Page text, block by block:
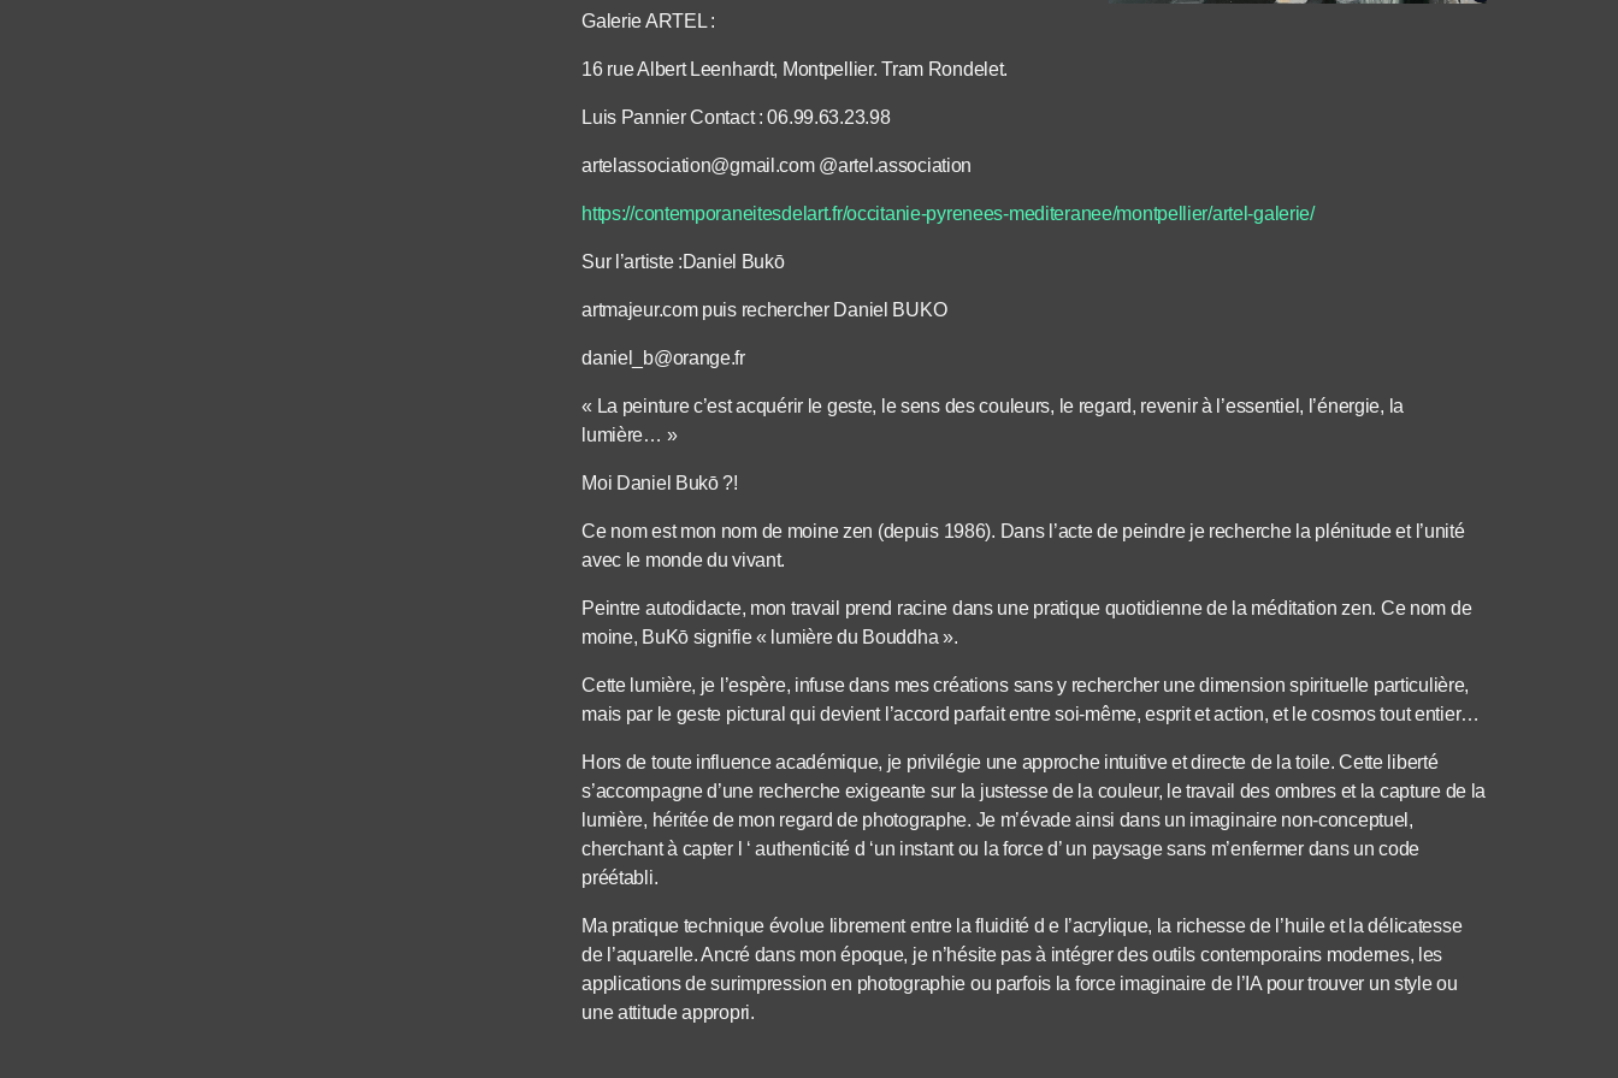
Galerie ARTEL :
16 rue Albert Leenhardt, Montpellier. Tram Rondelet.
Luis Pannier Contact : 06.99.63.23.98
artelassociation@gmail.com @artel.association
https://contemporaneitesdelart.fr/occitanie-pyrenees-mediteranee/montpellier/artel-galerie/
Sur l’artiste :Daniel Bukō
artmajeur.com puis rechercher Daniel BUKO
daniel_b@orange.fr
« La peinture c’est acquérir le geste, le sens des couleurs, le regard, revenir à l’essentiel, l’énergie, la
lumière… »
Moi Daniel Bukō ?!
Ce nom est mon nom de moine zen (depuis 1986). Dans l’acte de peindre je recherche la plénitude et l’unité
avec le monde du vivant.
Peintre autodidacte, mon travail prend racine dans une pratique quotidienne de la méditation zen. Ce nom de
moine, BuKō signifie « lumière du Bouddha ».
Cette lumière, je l’espère, infuse dans mes créations sans y rechercher une dimension spirituelle particulière,
mais par le geste pictural qui devient l’accord parfait entre soi-même, esprit et action, et le cosmos tout entier…
Hors de toute influence académique, je privilégie une approche intuitive et directe de la toile. Cette liberté
s’accompagne d’une recherche exigeante sur la justesse de la couleur, le travail des ombres et la capture de la
lumière, héritée de mon regard de photographe. Je m’évade ainsi dans un imaginaire non-conceptuel,
cherchant à capter l ‘ authenticité d ‘un instant ou la force d’ un paysage sans m’enfermer dans un code
préétabli.
Ma pratique technique évolue librement entre la fluidité d e l’acrylique, la richesse de l’huile et la délicatesse
de l’aquarelle. Ancré dans mon époque, je n’hésite pas à intégrer des outils contemporains modernes, les
applications de surimpression en photographie ou parfois la force imaginaire de l’IA pour trouver un style ou
une attitude appropri.